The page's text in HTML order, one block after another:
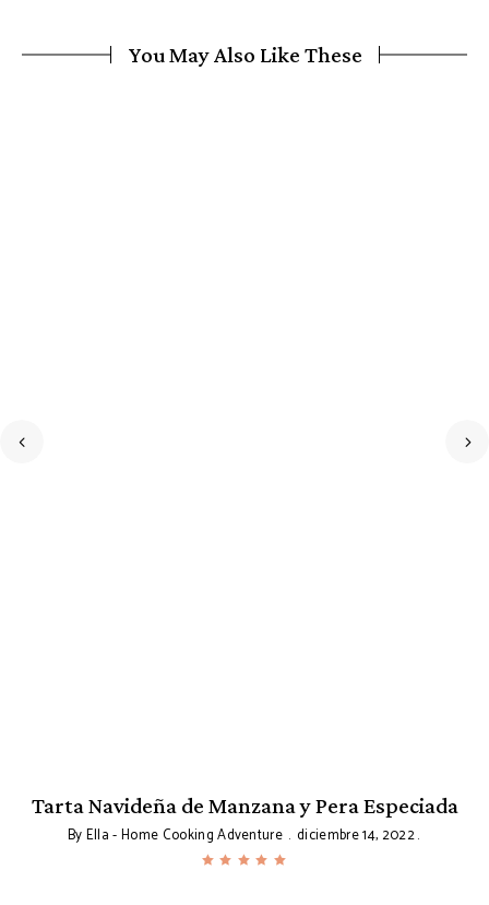
You May Also Like These
Tarta Navideña de Manzana y Pera Especiada
ByElla - Home Cooking Adventure diciembre 14, 2022